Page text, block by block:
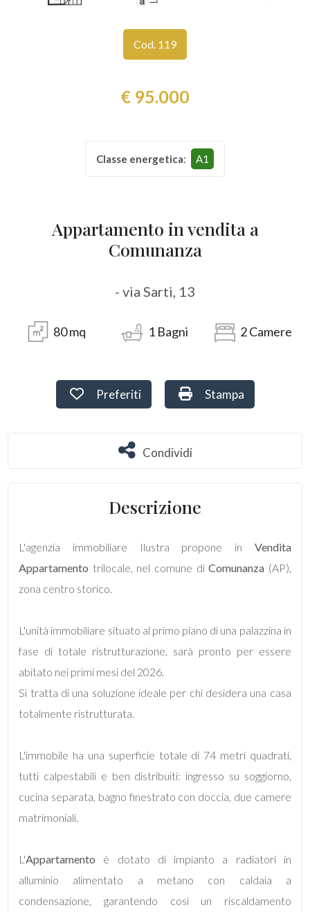
Cod. 119
€ 95.000
Classe energetica: A1
Appartamento in vendita a
Comunanza
- via Sarti, 13
80mq 1Bagni 2Camere
Preferiti: Cod. 119
Preferiti Stampa: Cod. 119
Stampa
Condividi
Condividi
Descrizione
L'agenzia immobiliare Ilustra propone in Vendita
Appartamento trilocale, nel comune diComunanza (AP),
zona centro storico.
L'unità immobiliare situato al primo piano di una palazzina in
fase di totale ristrutturazione, sarà pronto per essere
abitato nei primi mesi del 2026.
Si tratta di una soluzione ideale per chi desidera una casa
totalmente ristrutturata.
L'immobile ha una superficie totale di 74 metri quadrati,
tutti calpestabili e ben distribuiti: ingresso su soggiorno,
cucina separata, bagno finestrato con doccia, due camere
matrimoniali.
L'Appartamento è dotato di impianto a radiatori in
alluminio alimentato a metano con caldaia a
condensazione, garantendo così un riscaldamento
Qualsiasi
Terreni
mq
Locali
minimi
1
4